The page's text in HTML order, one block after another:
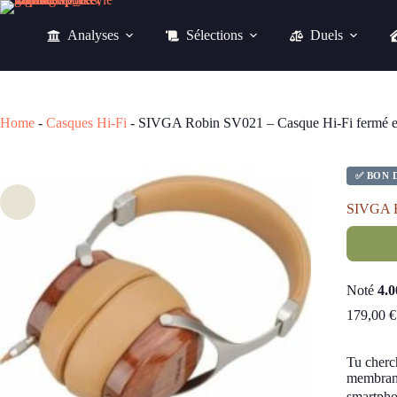
Passer
Analyses Sélections Duels
Home - Casques Hi-Fi - SIVGA Robin SV021 – Casque Hi-Fi fermé
✅ BON
SIVGA
Noté
179,00 €
Tu